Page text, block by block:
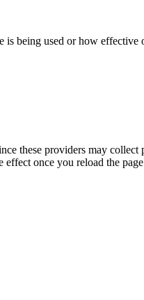
being used or how
these providers may
effect once you reload the